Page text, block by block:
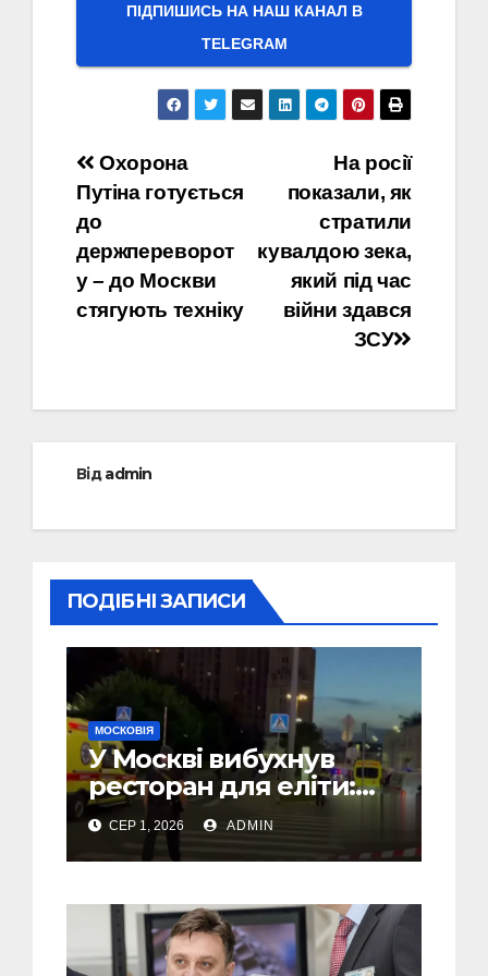
ПІДПИШИСЬ НА НАШ КАНАЛ В
ТELEGRAM
Навігація
записів
На росії
показали, як
стратили
кувалдою зека,
який під час
війни здався
ЗСУ
Охорона
Путіна готується
до
держпереворот
у – до Москви
стягують техніку
Відadmin
ПОДІБНІ ЗАПИСИ
МОСКОВІЯ
У Москві вибухнув
ресторан для еліти:
там міг бути Головком
ВКС РФ Чайко і багато
військових – ЗМІ
СЕР 1, 2026 ADMIN